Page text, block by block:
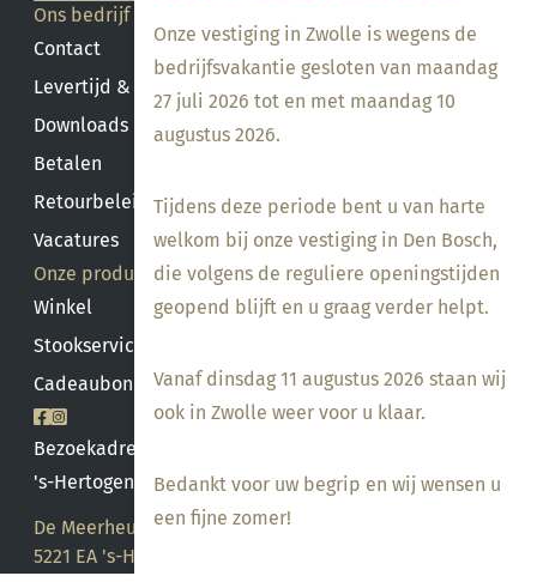
Onze vestiging in Zwolle is wegens de
bedrijfsvakantie gesloten van maandag
27 juli 2026 tot en met maandag 10
augustus 2026.
Tijdens deze periode bent u van harte
welkom bij onze vestiging in Den Bosch,
die volgens de reguliere openingstijden
geopend blijft en u graag verder helpt.
Vanaf dinsdag 11 augustus 2026 staan wij
ook in Zwolle weer voor u klaar.
Bedankt voor uw begrip en wij wensen u
een fijne zomer!
Ons bedrijf
Contact
Levertijd & verzendkosten
Downloads
Betalen
Retourbeleid
Vacatures
Onze producten
Winkel
Stookservice
Cadeaubon saldo
Bezoekadres
's-Hertogenbosch
De Meerheuvel 21
5221 EA 's-Hertogenbosch